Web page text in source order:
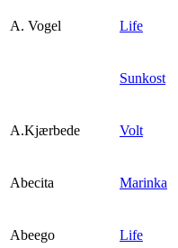
Min Shopping-app
A. Vogel Life
Sunkost
A.Kjærbede Volt
Abecita Marinka
Abeego Life